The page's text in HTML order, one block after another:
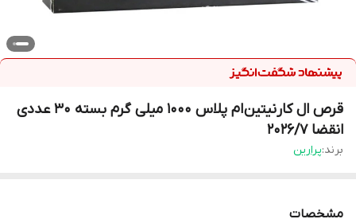
قرص ال کارنیتین ام پلاس 1000 میلی گرم بسته 30 عددی
انقضا 2026/7
برند:پرارین
مشخصات